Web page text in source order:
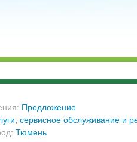
Предложение
сервисное обслуживание и
Тюмень